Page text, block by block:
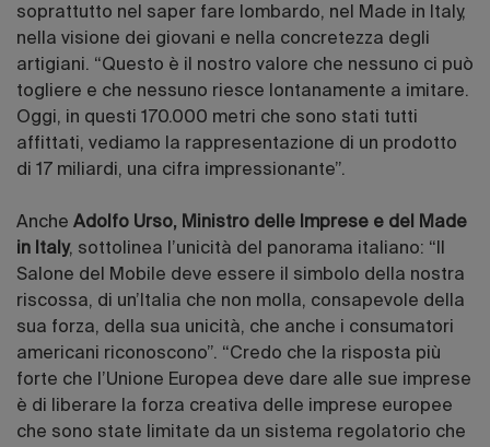
soprattutto nel saper fare lombardo, nel Made in Italy,
nella visione dei giovani e nella concretezza degli
artigiani. “Questo è il nostro valore che nessuno ci può
togliere e che nessuno riesce lontanamente a imitare.
Oggi, in questi 170.000 metri che sono stati tutti
affittati, vediamo la rappresentazione di un prodotto
di 17 miliardi, una cifra impressionante”.
Anche Adolfo Urso, Ministro delle Imprese e del Made
in Italy, sottolinea l’unicità del panorama italiano: “Il
Salone del Mobile deve essere il simbolo della nostra
riscossa, di un’Italia che non molla, consapevole della
sua forza, della sua unicità, che anche i consumatori
americani riconoscono”. “Credo che la risposta più
forte che l’Unione Europea deve dare alle sue imprese
è di liberare la forza creativa delle imprese europee
che sono state limitate da un sistema regolatorio che